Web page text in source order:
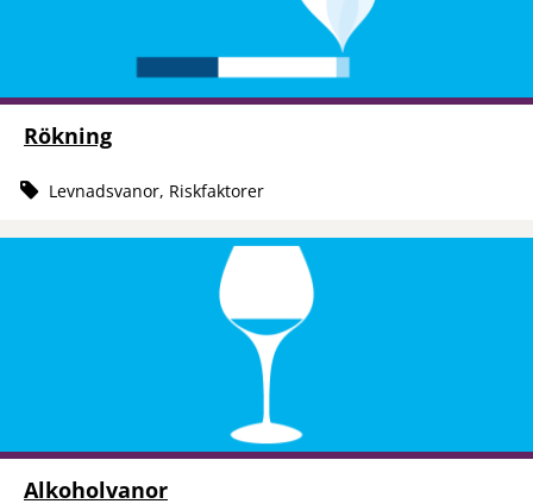
Rökning
Levnadsvanor, Riskfaktorer
Alkoholvanor